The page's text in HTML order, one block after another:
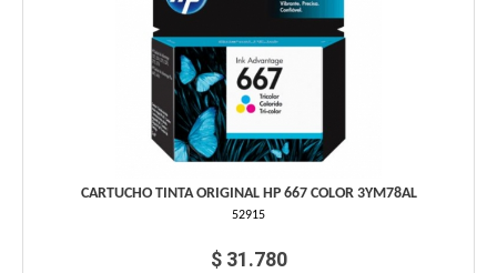
CARTUCHO TINTA ORIGINAL HP 667 COLOR 3YM78AL
52915
$ 31.780